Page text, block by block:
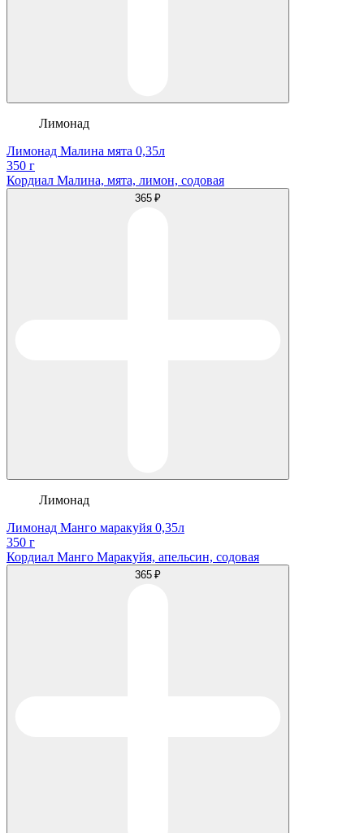
Лимонад
Лимонад Малина мята 0,35л
350 г
Кордиал Малина, мята, лимон, содовая
365 ₽
Лимонад
Лимонад Манго маракуйя 0,35л
350 г
Кордиал Манго Маракуйя, апельсин, содовая
365 ₽